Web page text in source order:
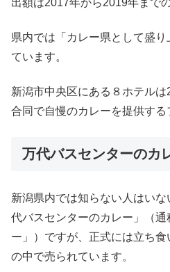
県内では「カレー県として盛
ています。
新潟市中央区にある８ホテルは
合同で自慢のカレーを提供する
万代バスセンターのカ
新潟県内では知らない人はい
代バスセンターのカレー」（
ー」）ですが、正式には立ち食
の中で売られています。